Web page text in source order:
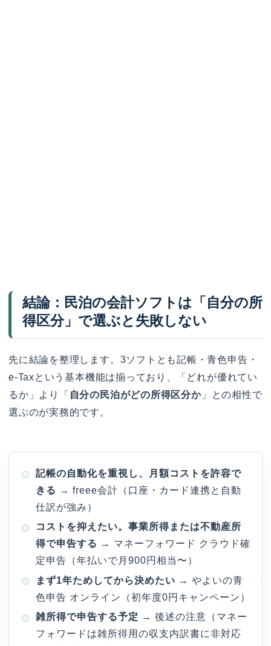
結論：民泊の会計ソフトは「自分の所
得区分」で選ぶと失敗しない
先に結論を整理します。3ソフトとも記帳・青色申告・
e-Taxという基本機能は揃っており、「どれが優れてい
るか」より「 自分の民泊がどの所得区分か」との相性で
選ぶのが実務的です。
記帳の自動化を重視し、月額コストを許容で
きる → freee会計（口座・カード連携と自動
仕訳が強み）
コストを抑えたい。事業所得または不動産所
得で申告する → マネーフォワード クラウド確
定申告（年払いで月900円相当〜）
まず1年ためしてから決めたい → やよいの青
色申告 オンライン（初年度0円キャンペーン）
雑所得で申告する予定 → 後述の注意（マネー
フォワードは雑所得用の収支内訳書に非対応